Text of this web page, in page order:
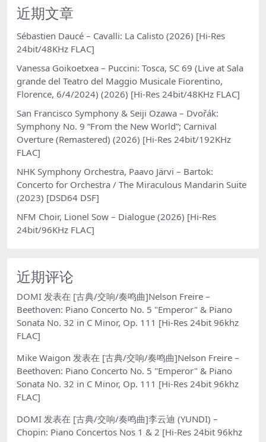
近期文章
Sébastien Daucé – Cavalli: La Calisto (2026) [Hi-Res
24bit/48KHz FLAC]
Vanessa Goikoetxea – Puccini: Tosca, SC 69 (Live at Sala
grande del Teatro del Maggio Musicale Fiorentino,
Florence, 6/4/2024) (2026) [Hi-Res 24bit/48KHz FLAC]
San Francisco Symphony & Seiji Ozawa – Dvořák:
Symphony No. 9 “From the New World”; Carnival
Overture (Remastered) (2026) [Hi-Res 24bit/192KHz
FLAC]
NHK Symphony Orchestra, Paavo Järvi – Bartok:
Concerto for Orchestra / The Miraculous Mandarin Suite
(2023) [DSD64 DSF]
NFM Choir, Lionel Sow – Dialogue (2026) [Hi-Res
24bit/96KHz FLAC]
近期评论
DOMI 发表在 [古典/交响/奏鸣曲]Nelson Freire –
Beethoven: Piano Concerto No. 5 "Emperor" & Piano
Sonata No. 32 in C Minor, Op. 111 [Hi-Res 24bit 96khz
FLAC]
Mike Waigon 发表在 [古典/交响/奏鸣曲]Nelson Freire –
Beethoven: Piano Concerto No. 5 "Emperor" & Piano
Sonata No. 32 in C Minor, Op. 111 [Hi-Res 24bit 96khz
FLAC]
DOMI 发表在 [古典/交响/奏鸣曲]李云迪 (YUNDI) –
Chopin: Piano Concertos Nos 1 & 2 [Hi-Res 24bit 96khz